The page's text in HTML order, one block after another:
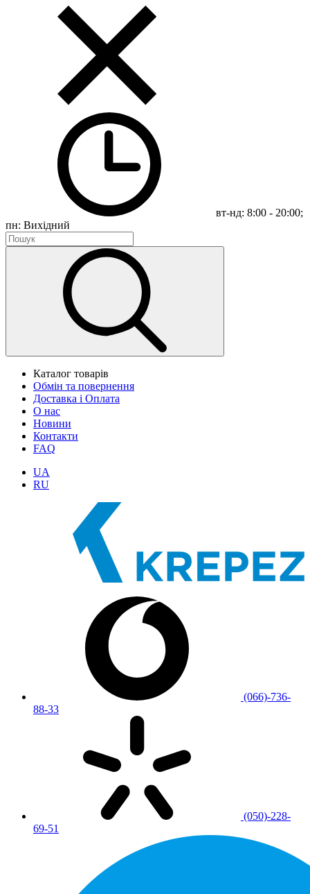
вт-нд: 8:00 - 20:00;
пн: Вихідний
Каталог товарів
Обмін та повернення
Доставка і Оплата
О нас
Новини
Контакти
FAQ
UA
RU
(066)-736-
88-33
(050)-228-
69-51